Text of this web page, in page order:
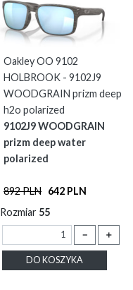
Oakley OO 9102
HOLBROOK - 9102J9
WOODGRAIN prizm deep
h2o polarized
9102J9 WOODGRAIN
prizm deep water
polarized
892 PLN 642 PLN
Rozmiar 55
－ ＋
DO KOSZYKA